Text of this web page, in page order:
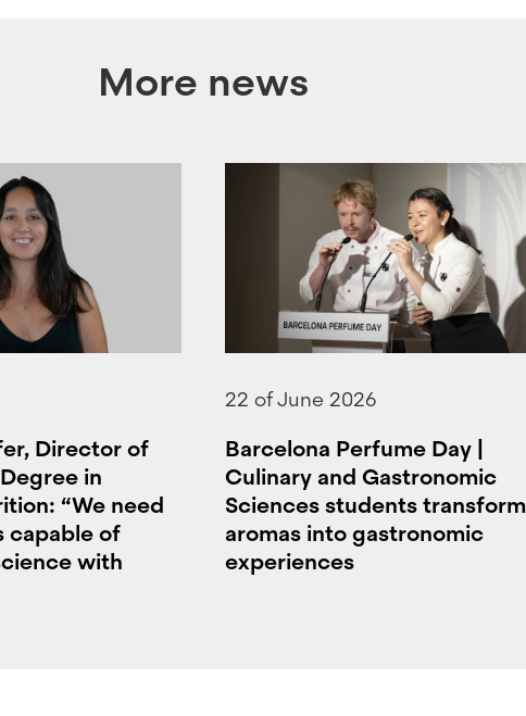
More news
Director of
in
“We need
capable of
with
22 of June 2026
Barcelona Perfume Day |
Culinary and Gastronomic
Sciences students transform
aromas into gastronomic
experiences